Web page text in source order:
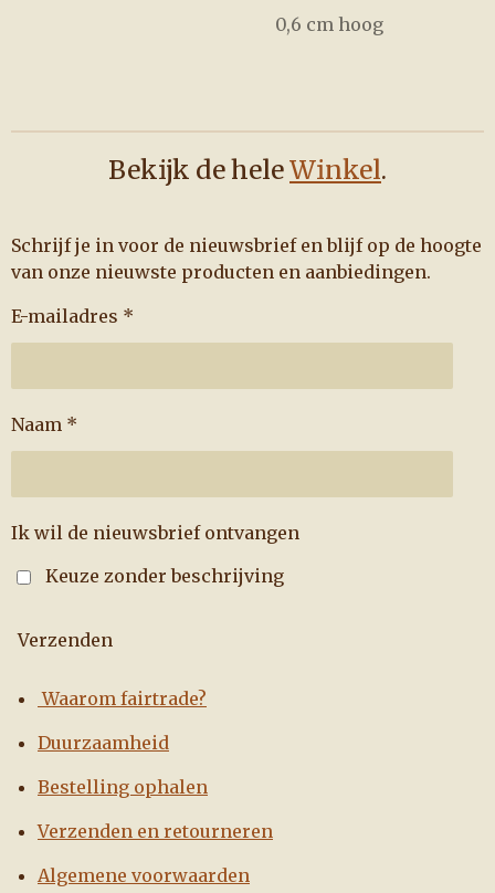
0,6 cm hoog
Bekijk de heleWinkel.
Schrijf je in voor de nieuwsbrief en blijf op de hoogte
van onze nieuwste producten en aanbiedingen.
E-mailadres *
Naam *
Ik wil de nieuwsbrief ontvangen
Keuze zonder beschrijving
Verzenden
Waarom fairtrade?
Duurzaamheid
Bestelling ophalen
Verzenden en retourneren
Algemene voorwaarden